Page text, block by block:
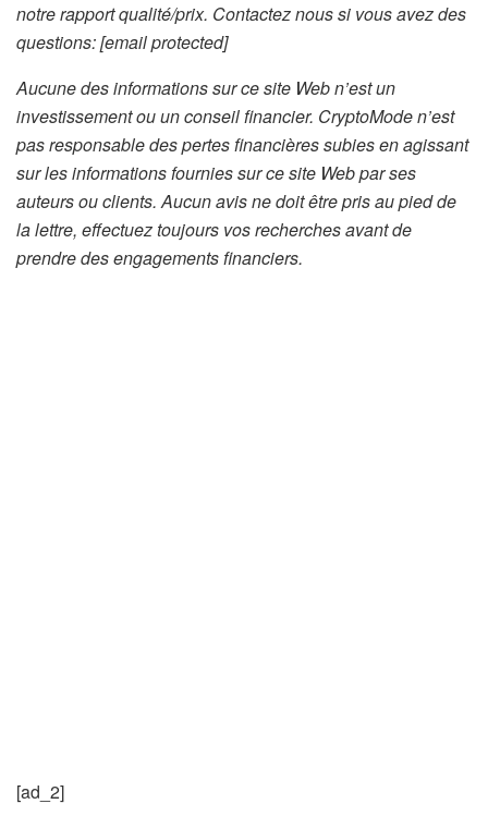
notre rapport qualité/prix. Contactez nous si vous avez des
questions:[email protected]
Aucune des informations sur ce site Web n’est un
investissement ou un conseil financier. CryptoMode n’est
pas responsable des pertes financières subies en agissant
sur les informations fournies sur ce site Web par ses
auteurs ou clients. Aucun avis ne doit être pris au pied de
la lettre, effectuez toujours vos recherches avant de
prendre des engagements financiers.
[ad_2]